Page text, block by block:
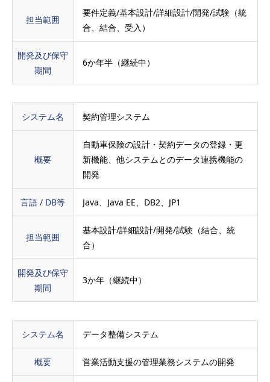
担当範囲
要件定義/基本設計/詳細設計/開発/試験（統
合、結合、受入）
開発及び保守
期間
6か年半（継続中）
システム名 契約管理システム
概要
自動車保険の設計・契約データの登録・更
新機能、他システムとのデータ連携機能の
開発
言語 / DB等 Java、Java EE、DB2、JP1
担当範囲
基本設計/詳細設計/開発/試験（結合、統
合）
開発及び保守
期間
3か年（継続中）
システム名 データ整備システム
概要 営業活動支援の管理業務システムの開発